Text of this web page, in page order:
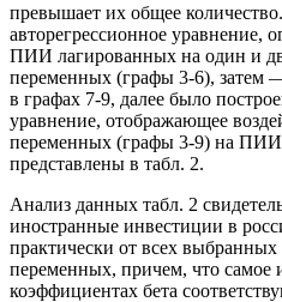
превышает их общее
авторегрессионное уравнение,
ПИИ лагированных на один и
переменных (графы 3-6), затем
в графах 7-9, далее было
уравнение, отображающее
переменных (графы 3-9) на ПИИ.
представлены в табл. 2.
Анализ данных табл. 2
иностранные инвестиции в
практически от всех
переменных, причем, что самое
коэффициентах бета